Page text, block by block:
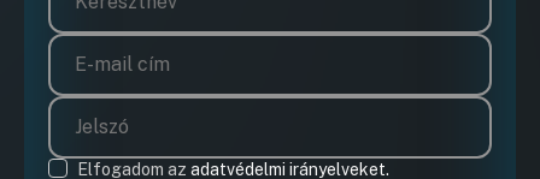
Elfogadom az adatvédelmi irányelveket.